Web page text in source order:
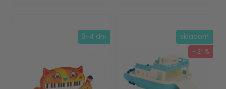
3-4 dni skladom
- 21 %